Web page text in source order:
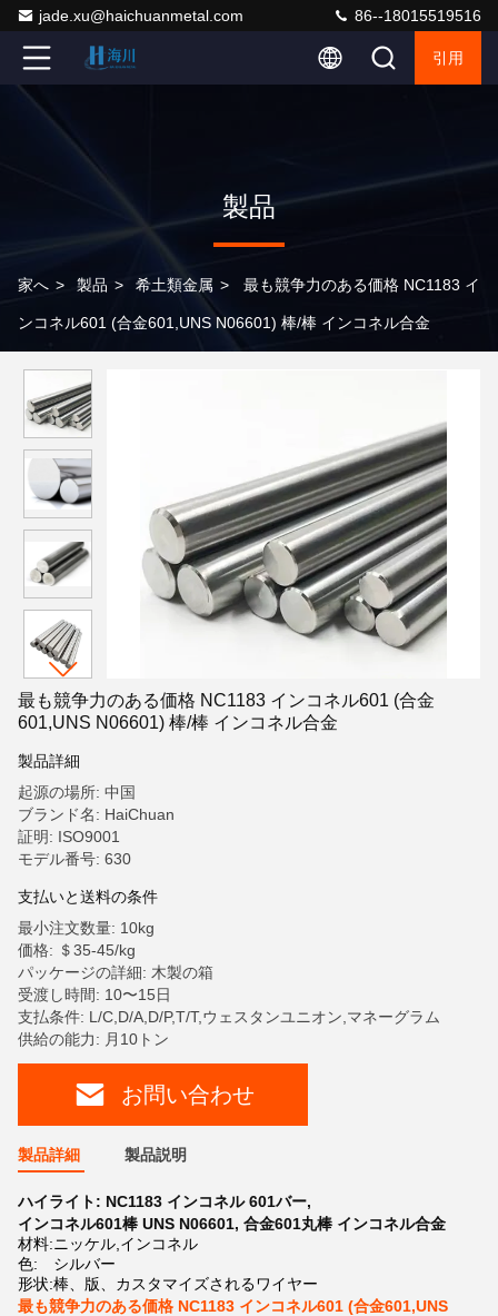
jade.xu@haichuanmetal.com 86--18015519516
引用
製品
家へ > 製品 > 希土類金属 > 最も競争力のある価格 NC1183 イ
ンコネル601 (合金601,UNS N06601) 棒/棒 インコネル合金
最も競争力のある価格 NC1183 インコネル601 (合金
601,UNS N06601) 棒/棒 インコネル合金
製品詳細
起源の場所: 中国
ブランド名: HaiChuan
証明: ISO9001
モデル番号: 630
支払いと送料の条件
最小注文数量: 10kg
価格: ＄35-45/kg
パッケージの詳細: 木製の箱
受渡し時間: 10〜15日
支払条件: L/C,D/A,D/P,T/T,ウェスタンユニオン,マネーグラム
供給の能力: 月10トン
お問い合わせ
製品詳細 製品説明
ハイライト: NC1183 インコネル 601バー,
インコネル601棒 UNS N06601, 合金601丸棒 インコネル合金
材料:ニッケル,インコネル
色:
シルバー
形状:棒、版、カスタマイズされるワイヤー
最も競争力のある価格 NC1183 インコネル601 (合金601,UNS